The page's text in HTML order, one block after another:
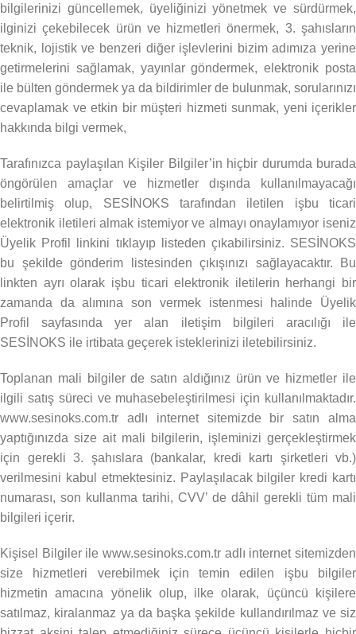
bilgilerinizi güncellemek, üyeliğinizi yönetmek ve sürdürmek,
ilginizi çekebilecek ürün ve hizmetleri önermek, 3. şahısların
teknik, lojistik ve benzeri diğer işlevlerini bizim adımıza yerine
getirmelerini sağlamak, yayınlar göndermek, elektronik posta
ile bülten göndermek ya da bildirimler de bulunmak, sorularınızı
cevaplamak ve etkin bir müşteri hizmeti sunmak, yeni içerikler
hakkında bilgi vermek,
Tarafınızca paylaşılan Kişiler Bilgiler’in hiçbir durumda burada
öngörülen amaçlar ve hizmetler dışında kullanılmayacağı
belirtilmiş olup, SESİNOKS tarafından iletilen işbu ticari
elektronik iletileri almak istemiyor ve almayı onaylamıyor iseniz
Üyelik Profil linkini tıklayıp listeden çıkabilirsiniz. SESİNOKS
bu şekilde gönderim listesinden çıkışınızı sağlayacaktır. Bu
linkten ayrı olarak işbu ticari elektronik iletilerin herhangi bir
zamanda da alımına son vermek istenmesi halinde Üyelik
Profil sayfasında yer alan iletişim bilgileri aracılığı ile
SESİNOKS ile irtibata geçerek isteklerinizi iletebilirsiniz.
Toplanan mali bilgiler de satın aldığınız ürün ve hizmetler ile
ilgili satış süreci ve muhasebeleştirilmesi için kullanılmaktadır.
www.sesinoks.com.tr adlı internet sitemizde bir satın alma
yaptığınızda size ait mali bilgilerin, işleminizi gerçekleştirmek
için gerekli 3. şahıslara (bankalar, kredi kartı şirketleri vb.)
verilmesini kabul etmektesiniz. Paylaşılacak bilgiler kredi kartı
numarası, son kullanma tarihi, CVV’ de dâhil gerekli tüm mali
bilgileri içerir.
Kişisel Bilgiler ile www.sesinoks.com.tr adlı internet sitemizden
size hizmetleri verebilmek için temin edilen işbu bilgiler
hizmetin amacına yönelik olup, ilke olarak, üçüncü kişilere
satılmaz, kiralanmaz ya da başka şekilde kullandırılmaz ve siz